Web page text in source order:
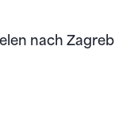
nach Zagreb